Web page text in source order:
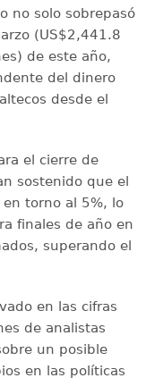
no solo sobrepasó
(US$2,441.8
de este año,
del dinero
desde el
el cierre de
sostenido que el
torno al 5%, lo
finales de año en
superando el
en las cifras
de analistas
un posible
en las políticas